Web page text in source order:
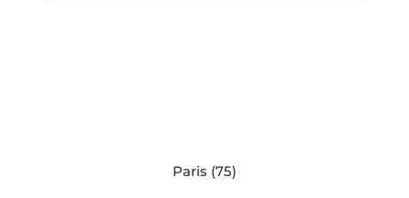
Paris (75)